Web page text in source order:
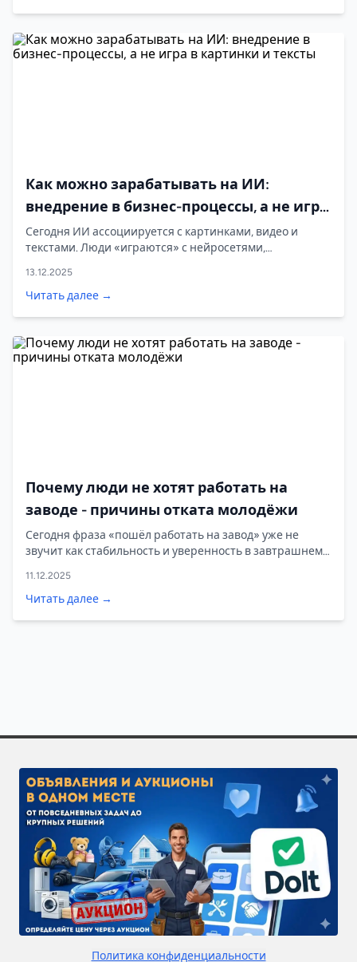
Как можно зарабатывать на ИИ:
внедрение в бизнес-процессы, а не игра
в картинки и тексты
Сегодня ИИ ассоциируется с картинками, видео и
текстами. Люди «играются» с нейросетями,
13.12.2025
Читать далее →
Почему люди не хотят работать на
заводе - причины отката молодёжи
Сегодня фраза «пошёл работать на завод» уже не
звучит как стабильность и уверенность в завтрашнем
звоночек. И причина не в том, что молодёжь «не хочет
трудиться». Причина в другом: сама заводская система
11.12.2025
Читать далее →
Политика конфиденциальности